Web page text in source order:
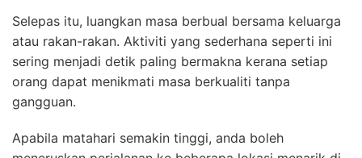
Selepas itu, luangkan masa berbual bersama keluarga
atau rakan-rakan. Aktiviti yang sederhana seperti ini
sering menjadi detik paling bermakna kerana setiap
orang dapat menikmati masa berkualiti tanpa
gangguan.
Apabila matahari semakin tinggi, anda boleh